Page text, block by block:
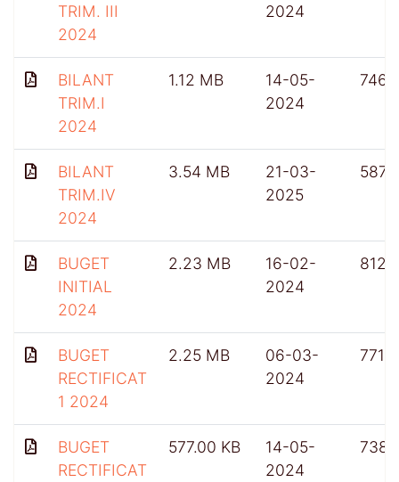
TRIM. III
2024
2024
BILANT
TRIM.I
2024
1.12 MB
14-05-
2024
746
BILANT
TRIM.IV
2024
3.54 MB
21-03-
2025
587
BUGET
INITIAL
2024
2.23 MB
16-02-
2024
812
BUGET
RECTIFICAT
1 2024
2.25 MB
06-03-
2024
771
BUGET
RECTIFICAT
577.00 KB
14-05-
2024
738